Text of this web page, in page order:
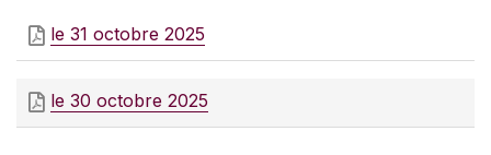
le 31 octobre 2025
le 30 octobre 2025